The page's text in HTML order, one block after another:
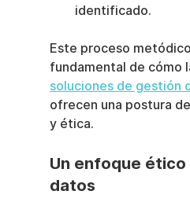
identificado.
Este proceso
fundamental de cómo
soluciones de gestión
ofrecen una postura
y ética.
Un enfoque ético
datos